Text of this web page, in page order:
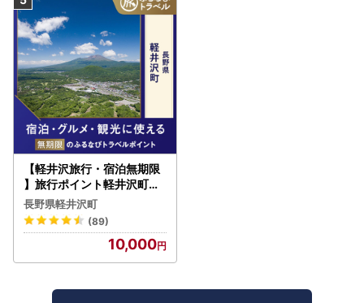
【軽井沢旅行・宿泊無期限
】旅行ポイント軽井沢町ふ
るなびトラベルポイント
長野県軽井沢町
(89)
10,000